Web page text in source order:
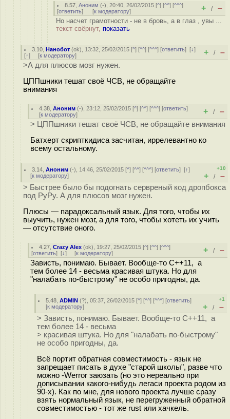
8.57 ,Аноним (-), 20:40, 26/02/2015 [^] [^^] [^^^]
[ответить] [к модератору] + / –
Но насчет грамотности - не в бровь, а в глаз , увы ...
текст свёрнут, показать
3.10 ,Нанобот (ok), 13:32, 25/02/2015 [^] [^^] [^^^] [ответить][↓]
[↑] [к модератору] + / –
>А для плюсов мозг нужен.
ЦППшники тешат своё ЧСВ, не обращайте
внимания
4.38 ,Аноним (-), 23:12, 25/02/2015 [^] [^^] [^^^] [ответить]
[к модератору] + / –
> ЦППшники тешат своё ЧСВ, не обращайте внимания
Батхерт скрипткидиса засчитан, иррелевантно ко
всему остальному.
3.14 ,Аноним (-), 14:46, 25/02/2015 [^] [^^] [^^^] [ответить][↑]
[к модератору]
+10
+ / –
> Быстрее было бы подогнать сервреный код дропбокса
под PyPy. А для плюсов мозг нужен.
Плюсы — парадоксальный язык. Для того, чтобы их
выучить, нужен мозг, а для того, чтобы хотеть их учить
— отсутствие оного.
4.27 ,Crazy Alex (ok), 19:27, 25/02/2015 [^] [^^] [^^^]
[ответить] [↓] [к модератору] + / –
Зависть, понимаю. Бывает. Вообще-то C++11, а
тем более 14 - весьма красивая штука. Но для
"налабать по-быстрому" не особо пригодны, да.
5.48 ,ADMIN (?), 05:37, 26/02/2015 [^] [^^] [^^^] [ответить]
[к модератору]
+1
+ / –
> Зависть, понимаю. Бывает. Вообще-то C++11, а
тем более 14 - весьма
> красивая штука. Но для "налабать по-быстрому"
не особо пригодны, да.
Всё портит обратная совместимость - язык не
запрещает писать в духе "старой школы", разве что
можно -Werror заюзать (но это нереально при
дописывании какого-нибудь легаси проекта родом из
90-х). Как по мне, для нового проекта лучше сразу
взять нормальный язык, не перегруженный обратной
совместимостью - тот же rust или хачкель.